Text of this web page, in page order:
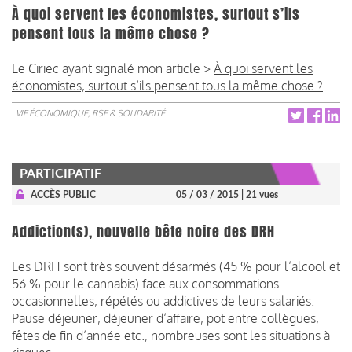
À quoi servent les économistes, surtout s’ils
pensent tous la même chose ?
Le Ciriec ayant signalé mon article > À quoi servent les
économistes, surtout s’ils pensent tous la même chose ?
VIE ÉCONOMIQUE, RSE & SOLIDARITÉ
PARTICIPATIF
ACCÈS PUBLIC 05 / 03 / 2015 | 21 vues
Addiction(s), nouvelle bête noire des DRH
Les DRH sont très souvent désarmés (45 % pour l’alcool et
56 % pour le cannabis) face aux consommations
occasionnelles, répétés ou addictives de leurs salariés.
Pause déjeuner, déjeuner d’affaire, pot entre collègues,
fêtes de fin d’année etc., nombreuses sont les situations à